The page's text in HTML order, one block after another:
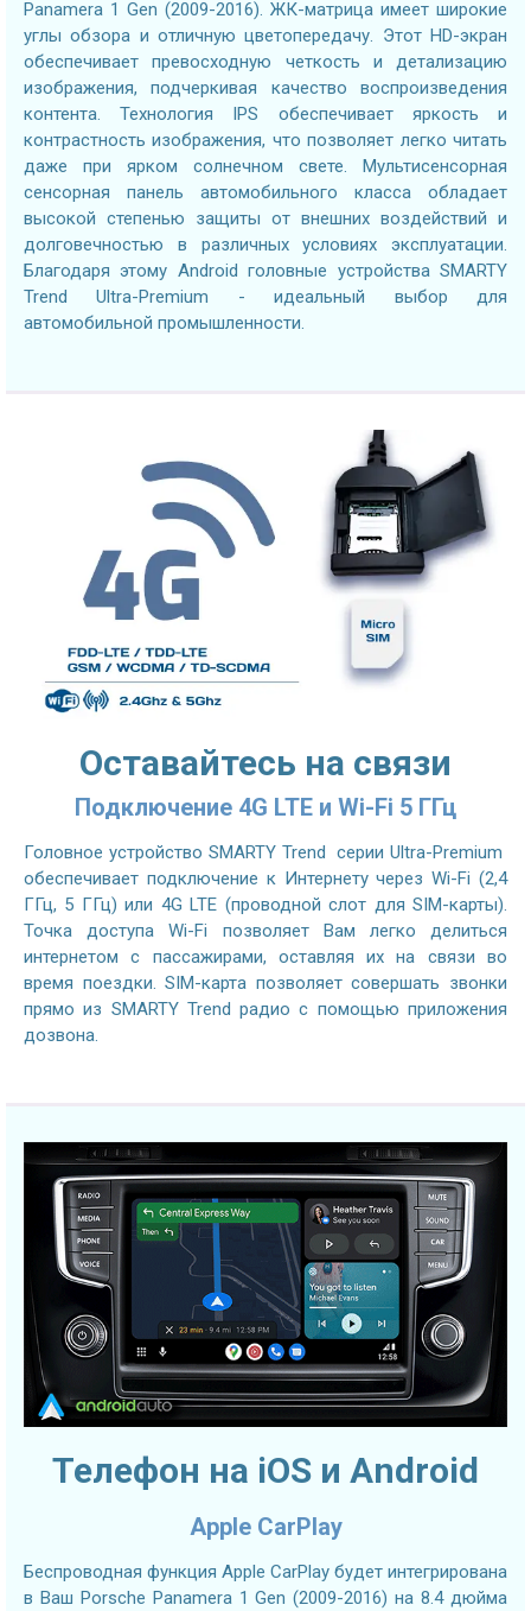
Panamera 1 Gen (2009-2016). ЖК-матрица имеет широкие
углы обзора и отличную цветопередачу. Этот HD-экран
обеспечивает превосходную четкость и детализацию
изображения, подчеркивая качество воспроизведения
контента. Технология IPS обеспечивает яркость и
контрастность изображения, что позволяет легко читать
даже при ярком солнечном свете. Мультисенсорная
сенсорная панель автомобильного класса обладает
высокой степенью защиты от внешних воздействий и
долговечностью в различных условиях эксплуатации.
Благодаря этому Android головные устройства SMARTY
Trend Ultra-Premium - идеальный выбор для
автомобильной промышленности.
Оставайтесь на связи
Подключение 4G LTE и Wi-Fi 5 ГГц
Головное устройство SMARTY Trend серии Ultra-Premium
обеспечивает подключение к Интернету через Wi-Fi (2,4
ГГц, 5 ГГц) или 4G LTE (проводной слот для SIM-карты).
Точка доступа Wi-Fi позволяет Вам легко делиться
интернетом с пассажирами, оставляя их на связи во
время поездки. SIM-карта позволяет совершать звонки
прямо из SMARTY Trend радио с помощью приложения
дозвона.
Телефон на iOS и Android
Apple CarPlay
Беспроводная функция Apple CarPlay будет интегрирована
в Ваш Porsche Panamera 1 Gen (2009-2016) на 8.4 дюйма